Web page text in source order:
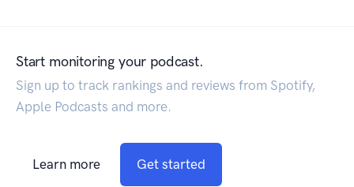
Start monitoring your podcast.
Sign up to track rankings and reviews from Spotify,
Apple Podcasts and more.
Learn more Get started